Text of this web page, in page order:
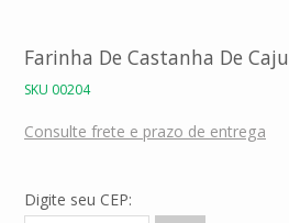
Farinha De Castanha De Caju
SKU 00204
Consulte frete e prazo de entrega
Digite seu CEP: